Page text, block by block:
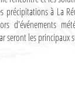
à La
d'événements
seront les principaux